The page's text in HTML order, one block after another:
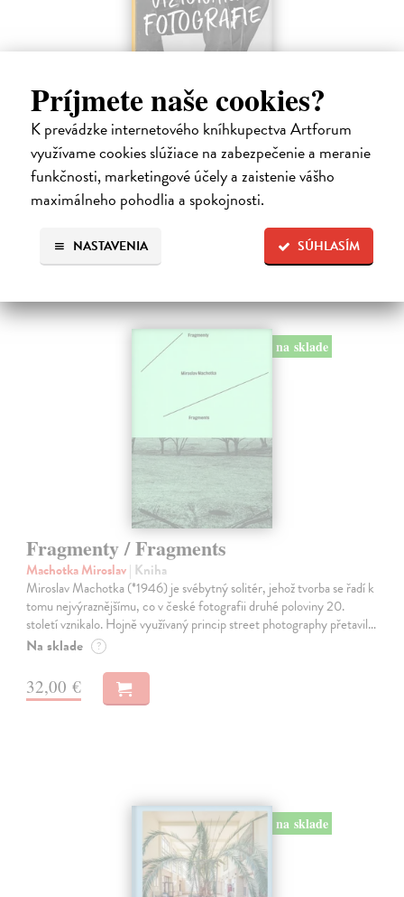
Príjmete naše cookies?
K prevádzke internetového kníhkupectva Artforum
využívame cookies slúžiace na zabezpečenie a meranie
funkčnosti, marketingové účely a zaistenie vášho
maximálneho pohodlia a spokojnosti.
SÚHLASÍM
NASTAVENIA
Vizionáři fotografie
Marien Warner Mary| Kniha
Fotografové zařazení do této publikace jsou však nejen původními
tvůrci svých vlastních obrazů, ale čerpají inspiraci ze zkušenosti z
malby, designu, reklamy, žurnalistiky a společenských věd. V naší…
Na sklade ?
31,63 €
33,29 € ?
na sklade
Fragmenty / Fragments
Machotka Miroslav| Kniha
Miroslav Machotka (*1946) je svébytný solitér, jehož tvorba se řadí k
tomu nejvýraznějšímu, co v české fotografii druhé poloviny 20.
století vznikalo. Hojně využívaný princip street photography přetavil…
Na sklade ?
32,00 €
na sklade